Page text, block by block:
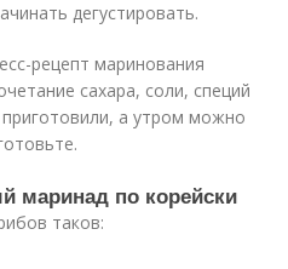
дегустировать.
рецепт маринования
сахара, соли, специй
а утром можно
маринад по корейски
таков: